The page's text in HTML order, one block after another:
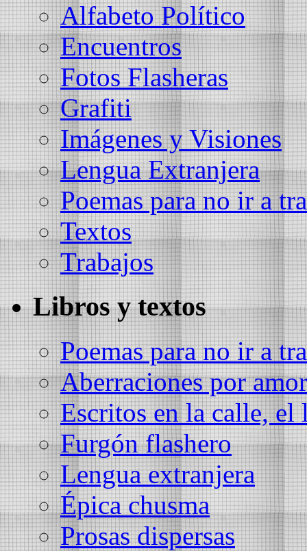
Alfabeto Político
Encuentros
Fotos Flasheras
Grafiti
Imágenes y Visiones
Lengua Extranjera
Poemas para no ir a
Textos
Trabajos
Libros y textos
Poemas para no ir a
Aberraciones por amor
Escritos en la calle, el
Furgón flashero
Lengua extranjera
Épica chusma
Prosas dispersas